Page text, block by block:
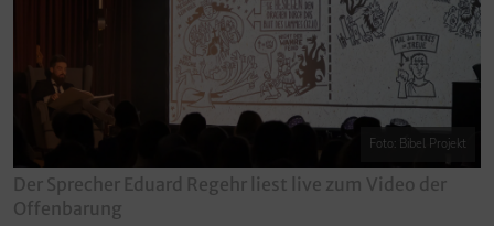
Foto: Bibel Projekt
Der Sprecher Eduard Regehr liest live zum Video der
Offenbarung